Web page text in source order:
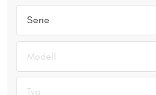
Serie
Modell
Typ